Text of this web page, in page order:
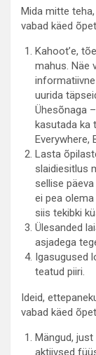
Mida mitte
vabad käed
Kahoot’e,
mahus. Näe
uurida
Ühesõnaga
kasutada ka
Everywhere,
Lasta
slaidiesitlus
sellise
ei pea
siis tekibki
Ülesanded
asjadega
Igasugused
teatud piiri.
Ideid,
vabad käed
Mängud,
aktiivsed